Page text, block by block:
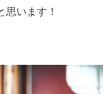
います！